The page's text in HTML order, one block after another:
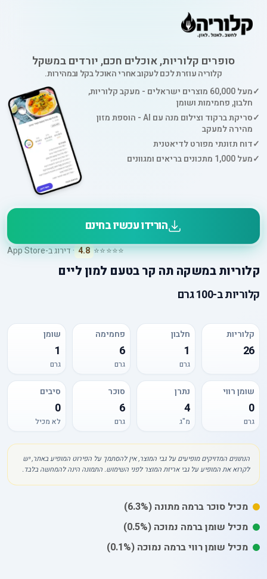
סופרים קלוריות, אוכלים חכם, יורדים במשקל
קלוריה עוזרת לכם לעקוב אחרי האוכל בקל ובמהירות.
✓
מעל 60,000 מוצרים ישראלים - מעקב קלוריות,
חלבון, פחמימות ושומן
✓
סריקת ברקוד וצילום מנה עם AI - הוספת מזון
מהירה למעקב
✓דוח תזונתי מפורט לדיאטנית
✓מעל 1,000 מתכונים בריאים ומגוונים
הורידו עכשיו בחינם
⭐⭐⭐⭐⭐
4.8 · דירוג ב-App Store
קלוריותבמשקה תה קר בטעם למון ליים
קלוריותב-100 גרם
קלוריות
26
חלבון
1
גרם
פחמימה
6
גרם
שומן
1
גרם
שומן רווי
0
גרם
נתרן
4
מ"ג
סוכר
6
גרם
סיבים
0
לא מכיל
הנתונים המדויקים מופיעים על גבי המוצר, אין להסתמך על הפירוט המופיע באתר, יש
לקרוא את המופיע על גבי אריזת המוצר לפני השימוש. התמונה הינה להמחשה בלבד.
מכיל סוכר ברמה מתונה (6.3%)
מכיל שומןברמה נמוכה (0.5%)
מכיל שומן רוויברמה נמוכה (0.1%)